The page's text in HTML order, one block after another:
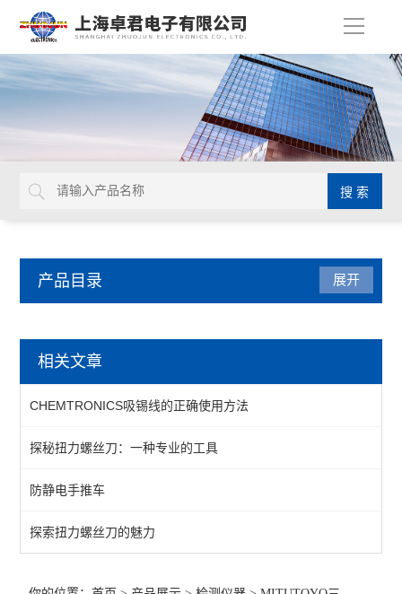
导
产品目录
表面抵抗计
KANETEC高斯计
SIMCO测试仪
日本三丰千分表
MITUTOYO三丰
展开
相关文章
CHEMTRONICS吸锡线的正确使用方法
探秘扭力螺丝刀：一种专业的工具
防静电手推车
探索扭力螺丝刀的魅力